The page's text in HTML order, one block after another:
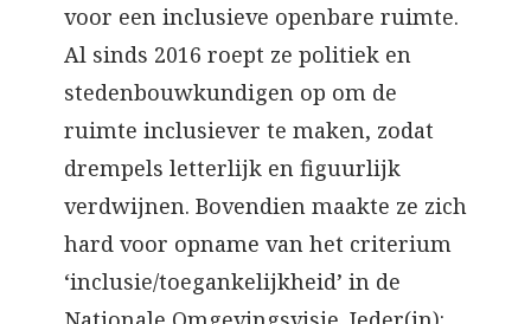
voor een inclusieve openbare ruimte.
Al sinds 2016 roept ze politiek en
stedenbouwkundigen op om de
ruimte inclusiever te maken, zodat
drempels letterlijk en figuurlijk
verdwijnen. Bovendien maakte ze zich
hard voor opname van het criterium
‘inclusie/toegankelijkheid’ in de